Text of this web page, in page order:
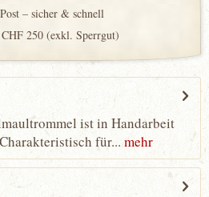
– sicher & schnell
250 (exkl. Sperrgut)
ist in Handarbeit
für...mehr